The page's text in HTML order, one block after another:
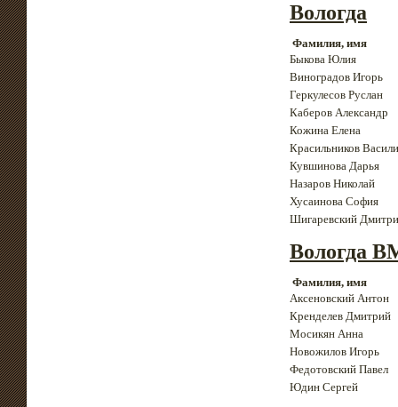
Вологда
Фамилия, имя
Быкова Юлия
Виноградов Игорь
Геркулесов Руслан
Каберов Александр
Кожина Елена
Красильников
Кувшинова Дарья
Назаров Николай
Хусаинова София
Шигаревский
Вологда
Фамилия, имя
Аксеновский Антон
Кренделев Дмитрий
Мосикян Анна
Новожилов Игорь
Федотовский Павел
Юдин Сергей